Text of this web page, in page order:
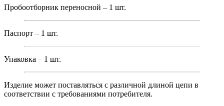
Пробоотборник переносной – 1 шт.
Паспорт – 1 шт.
Упаковка – 1 шт.
Изделие может поставляться с различной длиной цепи в
соответствии с требованиями потребителя.